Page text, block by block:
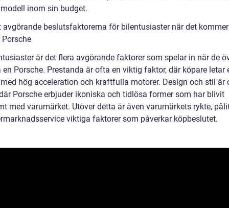
inom sin budget.
avgörande beslutsfaktorerna för bilentusiaster när det
är det flera avgörande faktorer som spelar in när de
en Porsche. Prestanda är ofta en viktig faktor, där köpare letar
hög acceleration och kraftfulla motorer. Design och stil är
Porsche erbjuder ikoniska och tidlösa former som har blivit
med varumärket. Utöver detta är även varumärkets rykte,
viktiga faktorer som påverkar köpbeslutet.